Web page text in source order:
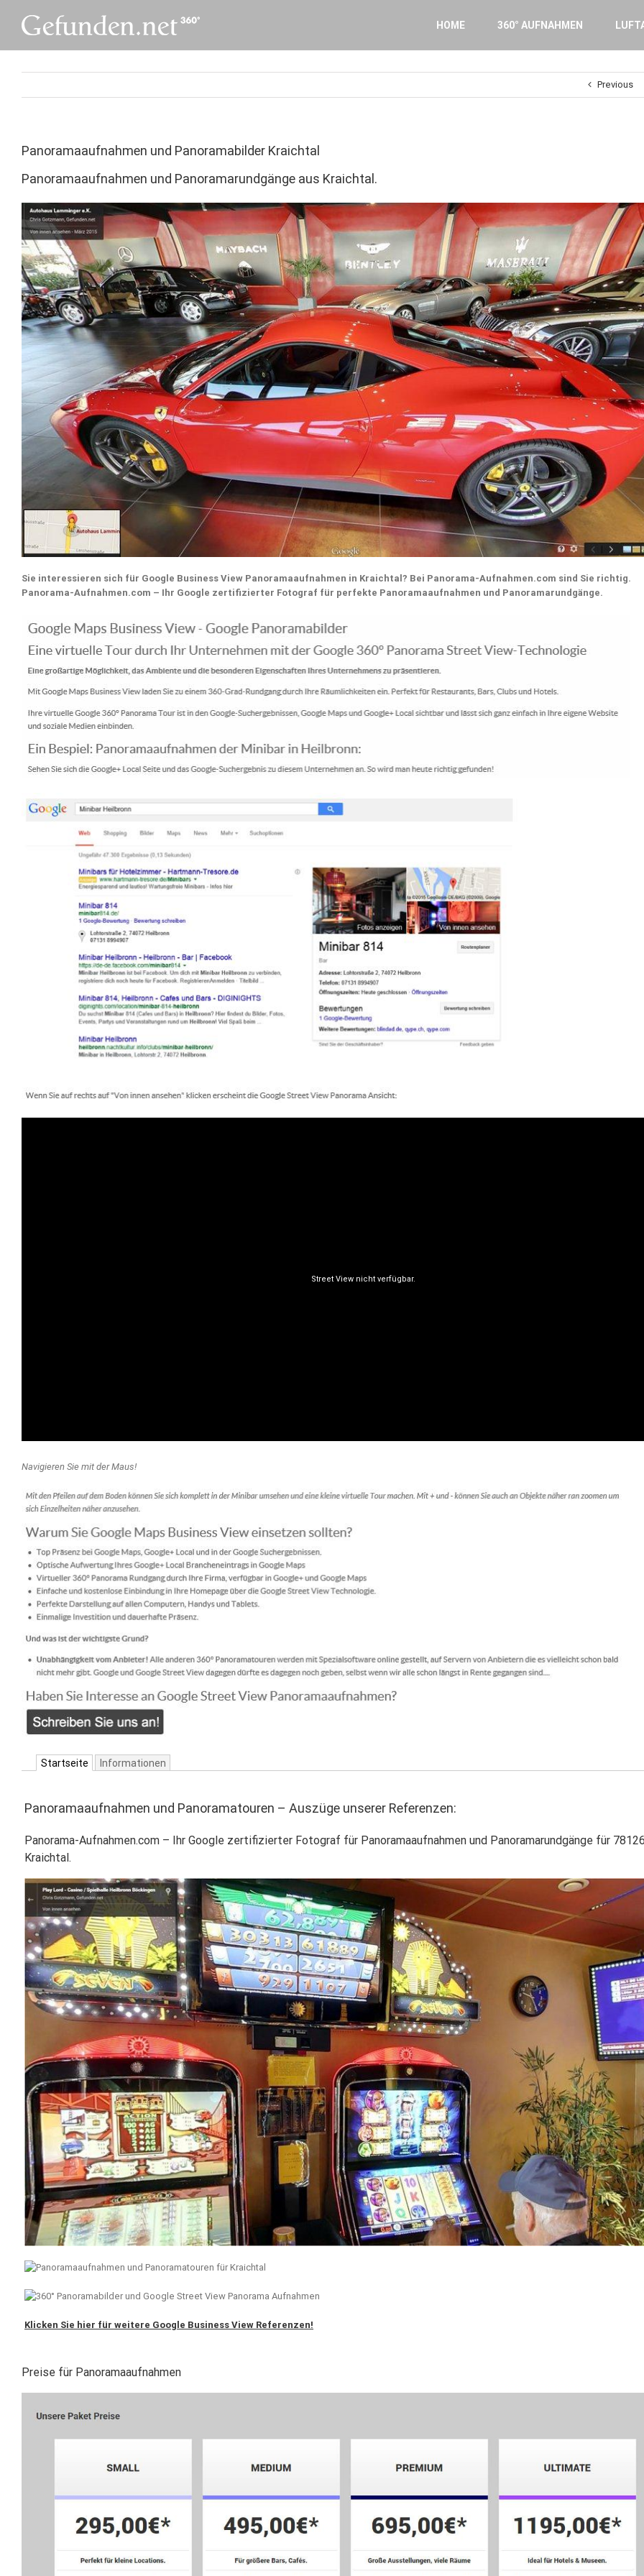
content
HOME 360° AUFNAHMEN
Previous
Panoramaaufnahmen und Panoramabilder Kraichtal
Panoramaaufnahmen und Panoramarundgänge aus Kraichtal.
Sie interessieren sich für Google Business View Panoramaaufnahmen in Kraichtal? Bei Panorama-Aufnahmen.com sind Sie richtig.
Panorama-Aufnahmen.com – Ihr Google zertifizierter Fotograf für perfekte Panoramaaufnahmen und Panoramarundgänge.
Navigieren Sie mit der Maus!
Startseite Informationen
Panoramaaufnahmen und Panoramatouren – Auszüge unserer Referenzen:
Panorama-Aufnahmen.com – Ihr Google zertifizierter Fotograf für Panoramaaufnahmen und Panoramarundgänge für
Kraichtal.
Klicken Sie hier für weitere Google Business View Referenzen!
Preise für Panoramaaufnahmen